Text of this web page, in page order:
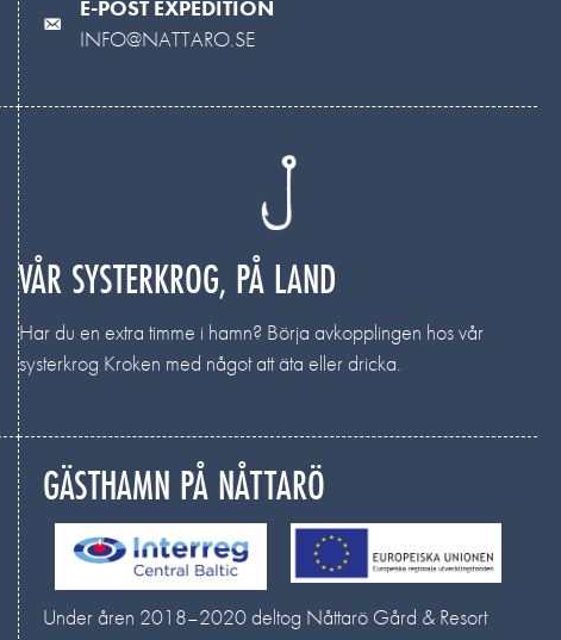
E-POST EXPEDITION
INFO@NATTARO.SE
VÅR SYSTERKROG, PÅ LAND
Har du en extra timme i hamn? Börja avkopplingen hos vår
systerkrog Kroken med något att äta eller dricka.
GÄSTHAMN PÅ NÅTTARÖ
Under åren 2018–2020 deltog Nåttarö Gård & Resort